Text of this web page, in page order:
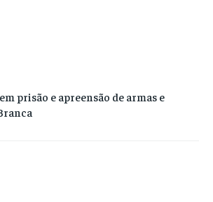
prisão e apreensão de armas e